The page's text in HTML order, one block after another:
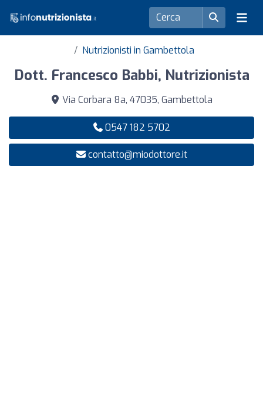
Nutrizionisti in Gambettola
Dott. Francesco Babbi, Nutrizionista
Via Corbara 8a, 47035, Gambettola
0547 182 5702
contatto@miodottore.it